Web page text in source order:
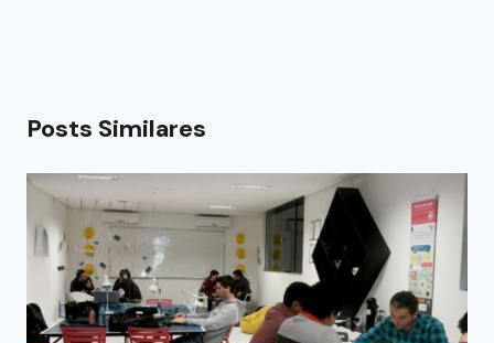
Posts Similares